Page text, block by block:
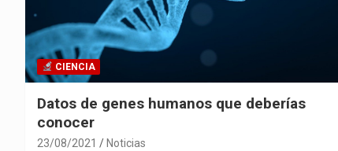
CIENCIA
Datos de genes humanos que deberías
conocer
23/08/2021 Noticias